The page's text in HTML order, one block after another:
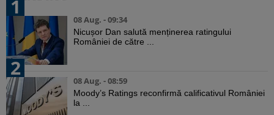
1
08 Aug. - 09:34
Nicușor Dan salută menținerea ratingului
României de către ...
2
08 Aug. - 08:59
Moody’s Ratings reconfirmă calificativul României
la ...